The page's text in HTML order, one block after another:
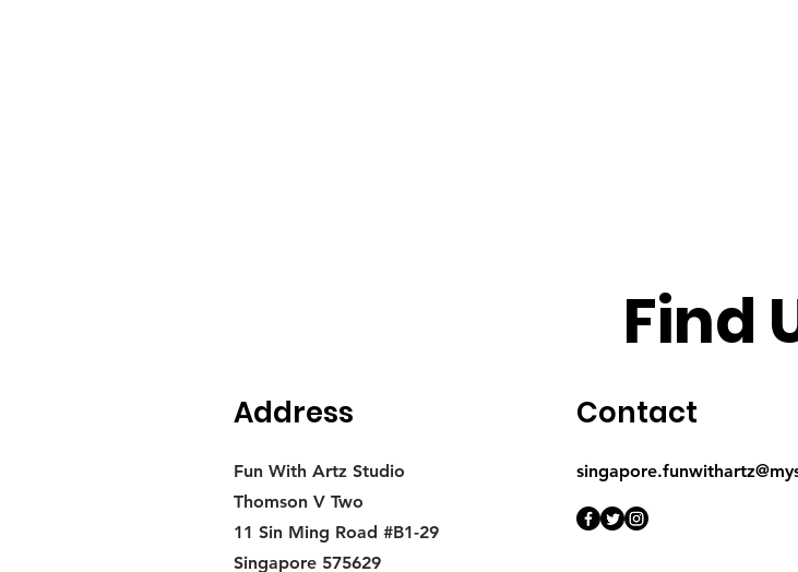
Find
Address
Fun With Artz Studio
Thomson V Two
11 Sin Ming Road #B1-29
Singapore 575629
Contact